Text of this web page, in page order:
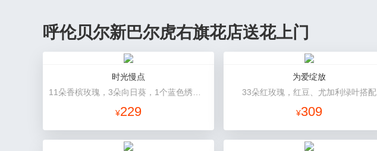
呼伦贝尔新巴尔虎右旗花店送花上门
时光慢点
¥229
为爱绽放
33朵红玫瑰，红豆、尤加利绿叶搭配
¥309